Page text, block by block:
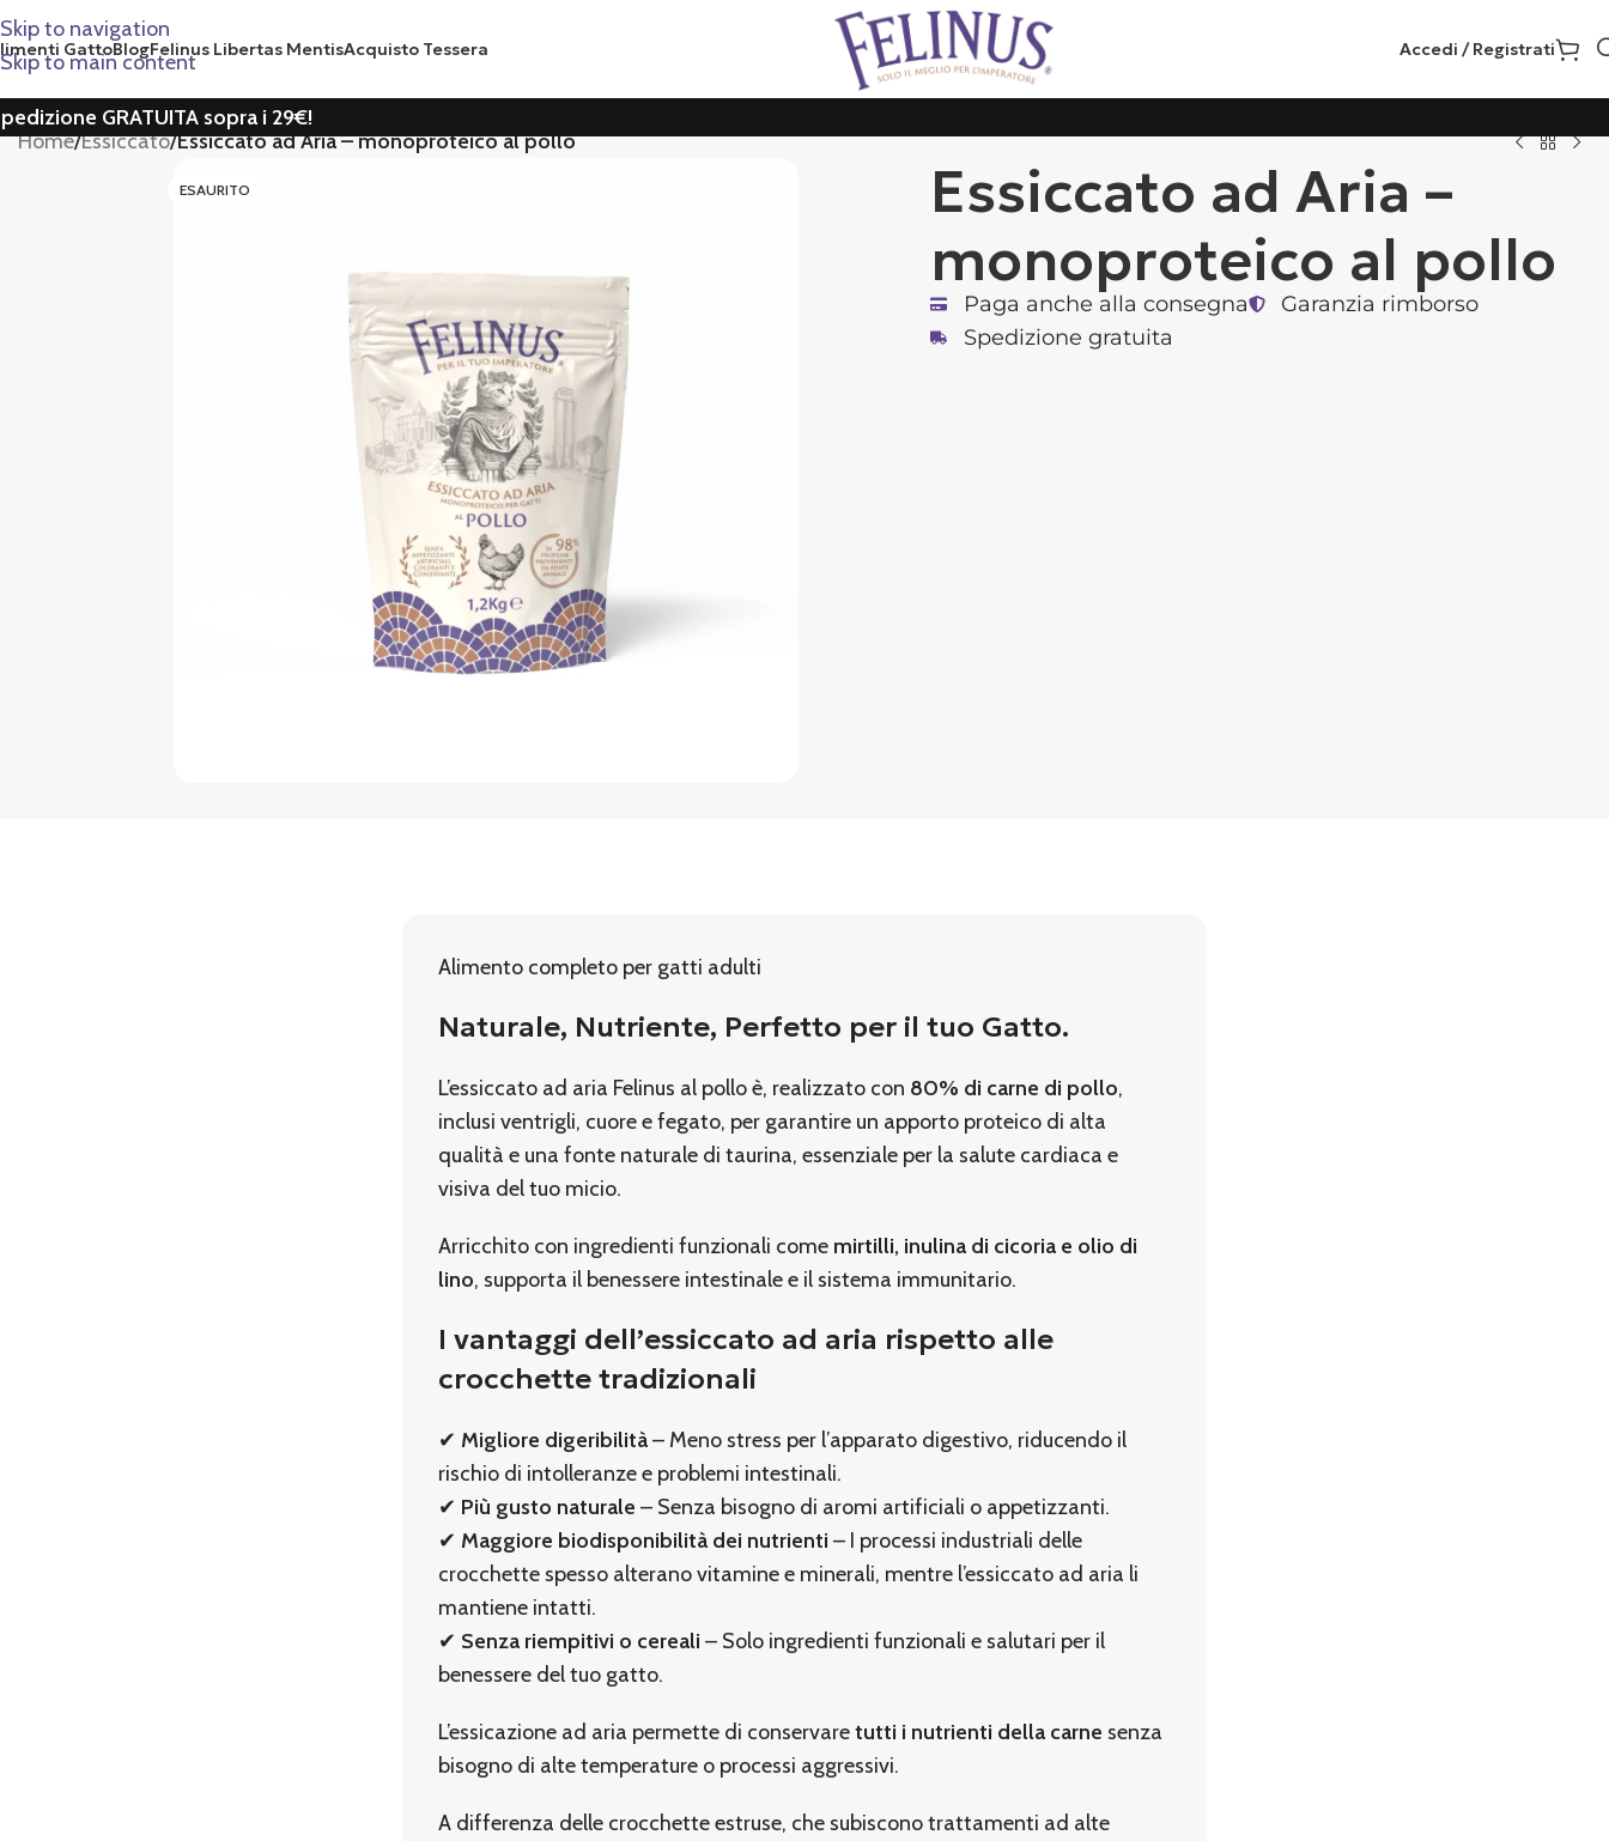
Skip to navigation
Skip to main content
GattoBlogFelinus Libertas MentisAcquisto Tessera Accedi / Registrati
GRATUITA sopra i 29€!
Home/Essiccato/Essiccato ad Aria – monoproteico al pollo
ESAURITO
Essiccato ad Aria –
monoproteico al pollo
Paga anche alla consegna
Garanzia rimborso
Spedizione gratuita
Alimento completo per gatti adulti
Naturale, Nutriente, Perfetto per il tuo Gatto.
L’essiccato ad aria Felinus al pollo è, realizzato con 80% di carne di pollo,
inclusi ventrigli, cuore e fegato, per garantire un apporto proteico di alta
qualità e una fonte naturale di taurina, essenziale per la salute cardiaca e
visiva del tuo micio.
Arricchito con ingredienti funzionali come mirtilli, inulina di cicoria e olio di
lino, supporta il benessere intestinale e il sistema immunitario.
I vantaggi dell’essiccato ad aria rispetto alle
crocchette tradizionali
✔ Migliore digeribilità– Meno stress per l’apparato digestivo, riducendo il
rischio di intolleranze e problemi intestinali.
✔ Più gusto naturale – Senza bisogno di aromi artificiali o appetizzanti.
✔ Maggiore biodisponibilità dei nutrienti – I processi industriali delle
crocchette spesso alterano vitamine e minerali, mentre l’essiccato ad aria li
mantiene intatti.
✔ Senza riempitivi o cereali – Solo ingredienti funzionali e salutari per il
benessere del tuo gatto.
L’essicazione ad aria permette di conservaretutti i nutrienti della carne senza
bisogno di alte temperature o processi aggressivi.
A differenza delle crocchette estruse, che subiscono trattamenti ad alte